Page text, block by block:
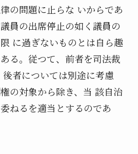
の問題に止らな いからであ
員の出席停止の如く議員の
に過ぎないものとは自ら趣
る。従つて、前者を司法裁
者については別途に考慮
の対象から除き、当 該自治
ねるを適当とするのであ